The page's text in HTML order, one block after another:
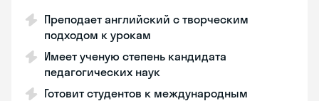
Преподает английский с творческим
подходом к урокам
Имеет ученую степень кандидата
педагогических наук
Готовит студентов к международным